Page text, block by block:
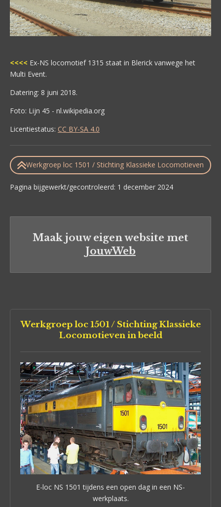
<<<< Ex-NS locomotief 1315 staat in Blerick vanwege het
Multi Event.
Datering: 8 juni 2018.
Foto: Lijn 45 - nl.wikipedia.org
Licentiestatus: CC BY-SA 4.0
Werkgroep loc 1501 / Stichting Klassieke Locomotieven
Pagina bijgewerkt/gecontroleerd: 1 december 2024
Maak jouw eigen website met
JouwWeb
Werkgroep loc 1501 / Stichting Klassieke
Locomotieven in beeld
E-loc NS 1501 tijdens een open dag in een NS-
werkplaats.